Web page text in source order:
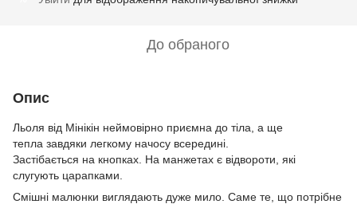
До обраного
Опис
Льоля від Мінікін неймовірно приємна до тіла, а ще
тепла завдяки легкому начосу всередині.
Застібається на кнопках. На манжетах є відвороти, які
слугують царапками.
Смішні малюнки виглядають дуже мило. Саме те, що потрібне